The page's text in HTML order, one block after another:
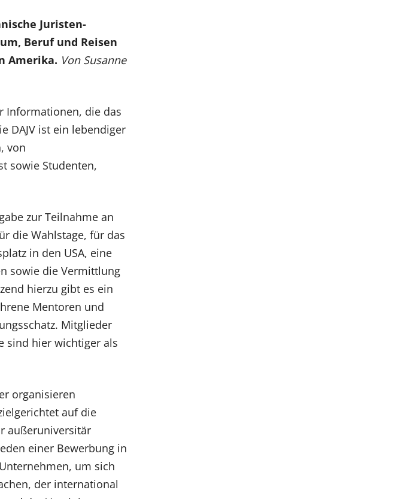
Juristen-
Beruf und Reisen
Amerika. Von Susanne
Informationen, die das
DAJV ist ein lebendiger
von
sowie Studenten,
zur Teilnahme an
die Wahlstage, für das
in den USA, eine
sowie die Vermittlung
hierzu gibt es ein
Mentoren und
Mitglieder
sind hier wichtiger als
organisieren
auf die
außeruniversitär
einer Bewerbung in
um sich
der international